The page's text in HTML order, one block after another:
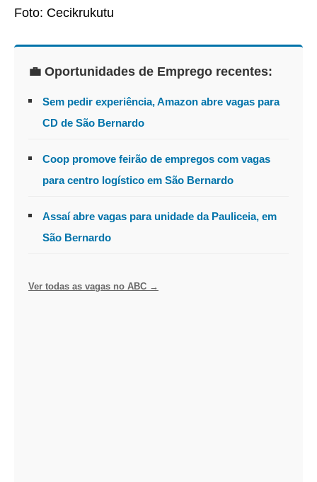
Foto: Cecikrukutu
💼 Oportunidades de Emprego recentes:
Sem pedir experiência, Amazon abre vagas para
CD de São Bernardo
Coop promove feirão de empregos com vagas
para centro logístico em São Bernardo
Assaí abre vagas para unidade da Pauliceia, em
São Bernardo
Ver todas as vagas no ABC →